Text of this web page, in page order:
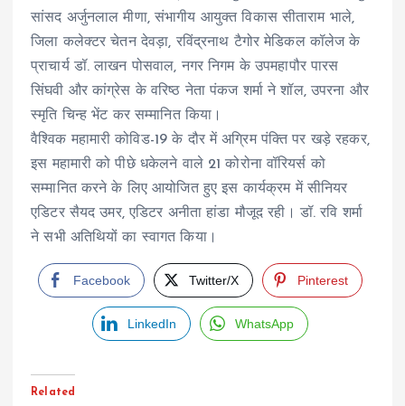
सांसद अर्जुनलाल मीणा, संभागीय आयुक्त विकास सीताराम भाले,
जिला कलेक्टर चेतन देवड़ा, रविंद्रनाथ टैगोर मेडिकल कॉलेज के
प्राचार्य डॉ. लाखन पोसवाल, नगर निगम के उपमहापौर पारस
सिंघवी और कांग्रेस के वरिष्ठ नेता पंकज शर्मा ने शॉल, उपरना और
स्मृति चिन्ह भेंट कर सम्मानित किया।
वैश्विक महामारी कोविड-19 के दौर में अग्रिम पंक्ति पर खड़े रहकर,
इस महामारी को पीछे धकेलने वाले 21 कोरोना वॉरियर्स को
सम्मानित करने के लिए आयोजित हुए इस कार्यक्रम में सीनियर
एडिटर सैयद उमर, एडिटर अनीता हांडा मौजूद रही। डॉ. रवि शर्मा
ने सभी अतिथियों का स्वागत किया।
Facebook Twitter/X Pinterest
LinkedIn WhatsApp
Related